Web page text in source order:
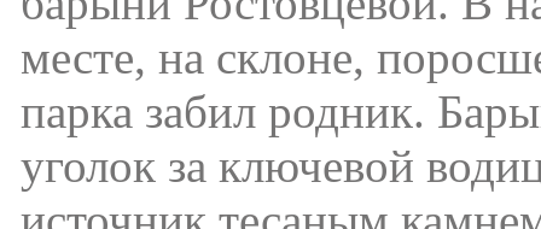
месте, на склоне,
парка забил родник.
уголок за ключевой